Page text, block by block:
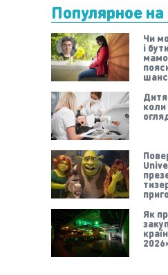
Популярное на
Чи
і
Як